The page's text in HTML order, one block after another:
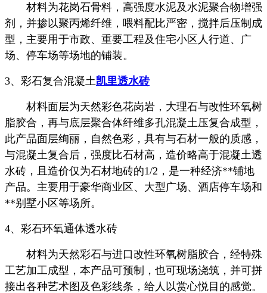
材料为花岗石骨料，高强度水泥及水泥聚合物增强
剂，并掺以聚丙烯纤维，喂料配比严密，搅拌后压制成
型，主要用于市政、重要工程及住宅小区人行道、广
场、停车场等场地的铺装。
3、彩石复合混凝土凯里透水砖
材料面层为天然彩色花岗岩，大理石与改性环氧树
脂胶合，再与底层聚合体纤维多孔混凝土压复合成型，
此产品面层绚丽，自然色彩，具有与石材一般的质感，
与混凝土复合后，强度比石材高，造价略高于混凝土透
水砖，且造价仅为石材地砖的1/2，是一种经济**铺地
产品。主要用于豪华商业区、大型广场、酒店停车场和
**别墅小区等场所。
4、彩石环氧通体透水砖
材料为天然彩石与进口改性环氧树脂胶合，经特殊
工艺加工成型，本产品可预制，也可现场浇筑，并可拼
接出各种艺术图及色彩线条，给人以赏心悦目的感觉。